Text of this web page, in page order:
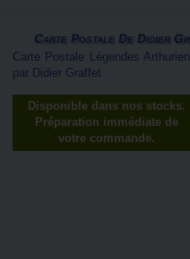
Carte Postale De Didier
Carte Postale Légendes
par Didier Graffet
Disponible dans nos stocks.
Préparation immédiate de
votre commande.